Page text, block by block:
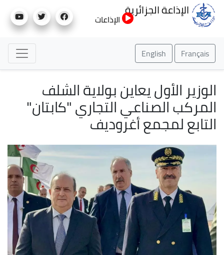
إلى
الإذاعة الجزائرية
الإذاعات
Français
English
الوزير الأول يعاين بولاية الشلف
المركب الصناعي التجاري "كابتان"
التابع لمجمع أغروديف